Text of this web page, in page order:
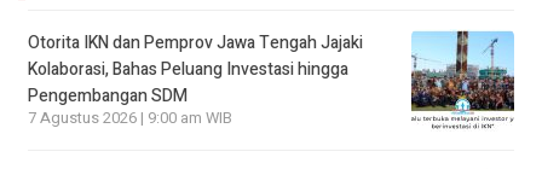
Otorita IKN dan Pemprov Jawa Tengah Jajaki
Kolaborasi, Bahas Peluang Investasi hingga
Pengembangan SDM
7 Agustus 2026 | 9:00 am WIB